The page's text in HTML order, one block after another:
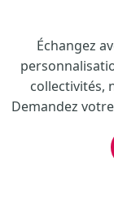
Échangez
collectivités,
Demandez